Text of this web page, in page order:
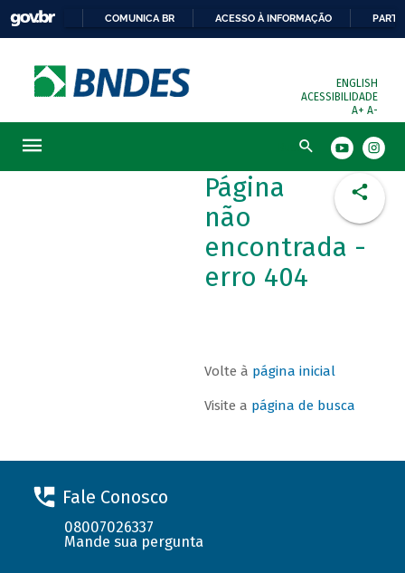
COMUNICA BR ACESSO À INFORMAÇÃO
ENGLISH
ACESSIBILIDADE
A+ A-
Busca
Página
não
encontrada -
erro 404
Volte à página inicial
Visite a página de busca
Fale Conosco
08007026337
Mande sua pergunta